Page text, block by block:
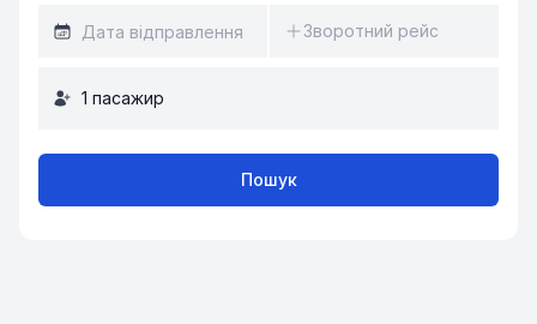
Зворотний рейс
1 пасажир
Пошук